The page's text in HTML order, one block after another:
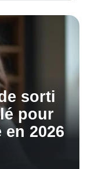
sorti
pour
2026